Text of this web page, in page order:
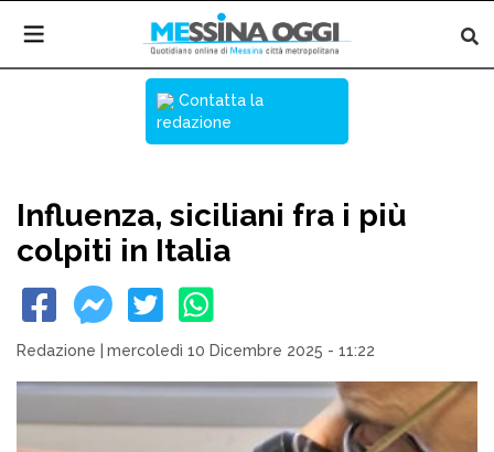
Contatta la
redazione
Influenza, siciliani fra i più
colpiti in Italia
Redazione mercoledì 10 Dicembre 2025 - 11:22